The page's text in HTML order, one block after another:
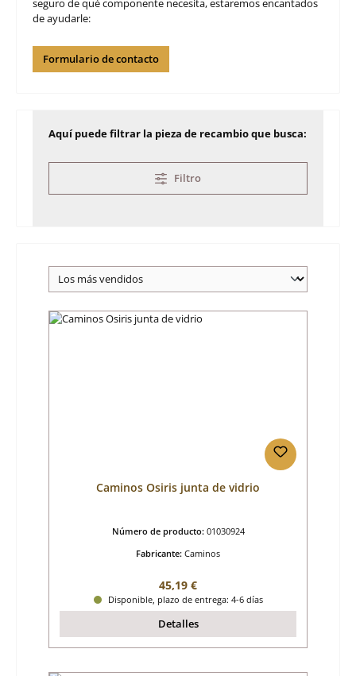
seguro de qué componente necesita, estaremos encantados
de ayudarle:
Formulario de contacto
Aquí puede filtrar la pieza de recambio que busca:
Filtro
Caminos Osiris junta de vidrio
Número de producto: 01030924
Fabricante: Caminos
Precio normal:
45,19 €
Disponible, plazo de entrega: 4-6 días
Detalles